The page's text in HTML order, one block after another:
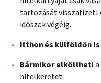
tartozását visszafizeti
időszak végéig.
Itthon és külföldön
Bármikor elköltheti
hitelkeretet.